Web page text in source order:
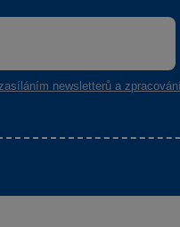
zasíláním newsletterů a